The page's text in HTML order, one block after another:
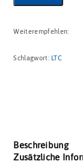
Weiterempfehlen:
Schlagwort: LTC
Beschreibung
Zusätzliche